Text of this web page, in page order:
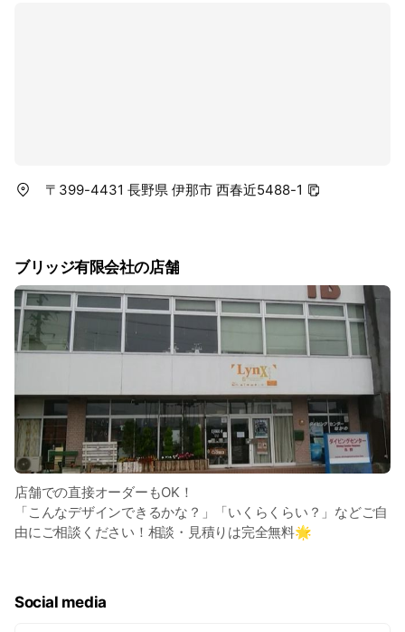
〒399-4431 長野県 伊那市 西春近5488-1
ブリッジ有限会社の店舗
店舗での直接オーダーもOK！
「こんなデザインできるかな？」「いくらくらい？」などご自
由にご相談ください！相談・見積りは完全無料🌟
Social media